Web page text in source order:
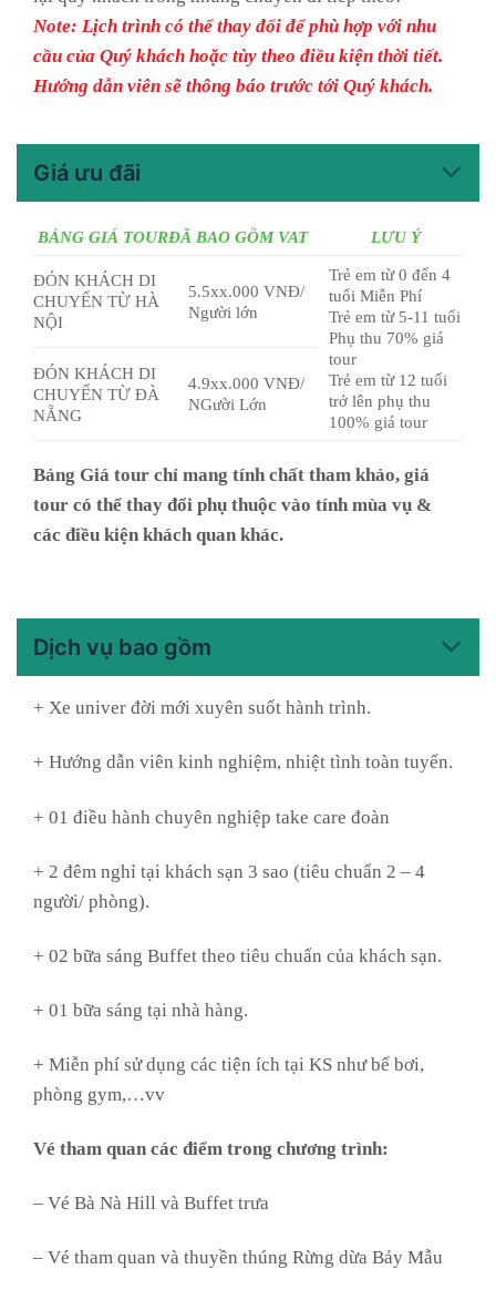
Note: Lịch trình có thể thay đổi để phù hợp với nhu
cầu của Quý khách hoặc tùy theo điều kiện thời tiết.
Hướng dẫn viên sẽ thông báo trước tới Quý khách.
Giá ưu đãi
BẢNG GIÁ TOURĐÃ BAO GỒM VAT LƯU Ý
ĐÓN KHÁCH DI
CHUYỂN TỪ HÀ
NỘI
5.5xx.000 VNĐ/
Người lớn
Trẻ em từ 0 đến 4
tuổi Miễn Phí
Trẻ em từ 5-11 tuổi
Phụ thu 70% giá
tour
Trẻ em từ 12 tuổi
trở lên phụ thu
100% giá tour
ĐÓN KHÁCH DI
CHUYỂN TỪ ĐÀ
NẴNG
4.9xx.000 VNĐ/
NGười Lớn
Bảng Giá tour chỉ mang tính chất tham khảo, giá
tour có thể thay đổi phụ thuộc vào tính mùa vụ &
các điều kiện khách quan khác.
Dịch vụ bao gồm
+ Xe univer đời mới xuyên suốt hành trình.
+ Hướng dẫn viên kinh nghiệm, nhiệt tình toàn tuyến.
+ 01 điều hành chuyên nghiệp take care đoàn
+ 2 đêm nghỉ tại khách sạn 3 sao (tiêu chuẩn 2 – 4
người/ phòng).
+ 02 bữa sáng Buffet theo tiêu chuẩn của khách sạn.
+ 01 bữa sáng tại nhà hàng.
+ Miễn phí sử dụng các tiện ích tại KS như bể bơi,
phòng gym,…vv
Vé tham quan các điểm trong chương trình:
– Vé Bà Nà Hill và Buffet trưa
– Vé tham quan và thuyền thúng Rừng dừa Bảy Mẫu